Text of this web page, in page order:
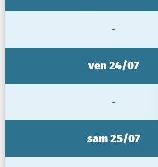
-
ven 24/07
-
sam 25/07